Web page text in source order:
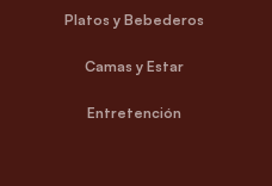
Platos y Bebederos
Camas y Estar
Entretención